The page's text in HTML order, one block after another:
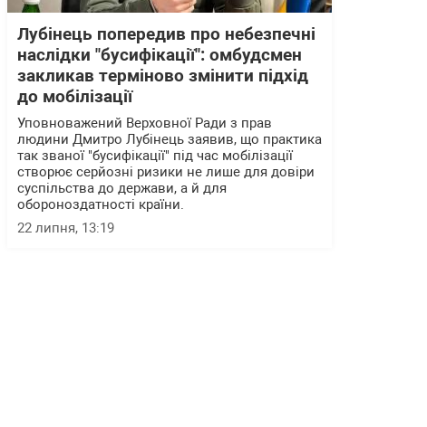
Лубінець попередив про небезпечні
наслідки "бусифікації": омбудсмен
закликав терміново змінити підхід
до мобілізації
Уповноважений Верховної Ради з прав
людини Дмитро Лубінець заявив, що практика
так званої "бусифікації" під час мобілізації
створює серйозні ризики не лише для довіри
суспільства до держави, а й для
обороноздатності країни.
22 липня, 13:19